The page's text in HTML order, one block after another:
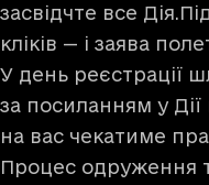
засвідчте все
кліків — і заява
У день реєстрації
за посиланням у
на вас чекатиме
Процес одруження